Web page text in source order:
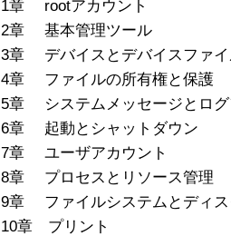
1章 rootアカウント
2章 基本管理ツール
3章 デバイスとデバイスファ
4章 ファイルの所有権と保護
5章 システムメッセージとログ
6章 起動とシャットダウン
7章 ユーザアカウント
8章 プロセスとリソース管理
9章 ファイルシステムとディ
10章 プリント